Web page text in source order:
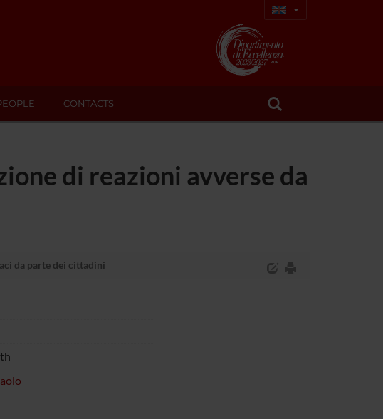
CONTACTS
di reazioni avverse da
da parte dei cittadini